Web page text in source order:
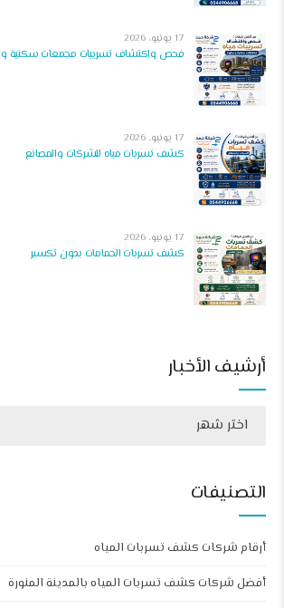
17 يونيو، 2026
فحص واكتشاف تسريبات مجمعات سكنية
17 يونيو، 2026
كشف تسربات مياه للشركات والمصانع
17 يونيو، 2026
كشف تسربات الحمامات بدون تكسير
أرشيف الأخبار
اختر شهر
التصنيفات
أرقام شركات كشف تسربات المياه
أفضل شركات كشف تسربات المياه بالمدينة المنورة